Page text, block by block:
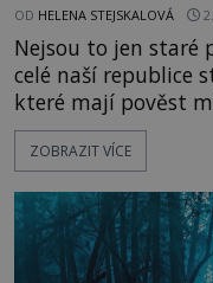
OD HELENA STEJSKALOVÁ
Nejsou to jen staré
celé naší republice
které mají pověst
ozývají
jevy. Zatímco historici většinou hledají racionální
lokality vykazují
celé generace. A
ZOBRAZIT VÍCE